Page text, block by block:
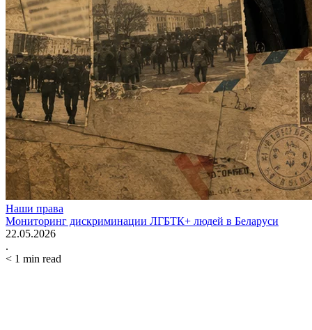
Наши права
Мониторинг дискриминации ЛГБТК+ людей в Беларуси
22.05.2026
.
< 1 min read